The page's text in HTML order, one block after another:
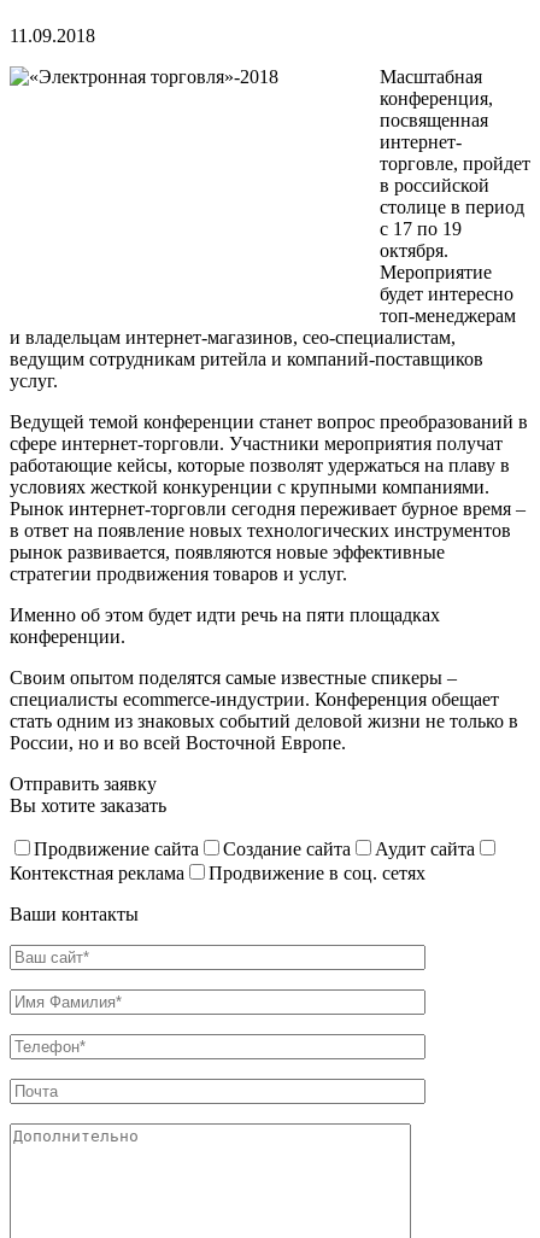
11.09.2018
Масштабная
конференция,
посвященная
интернет-
торговле, пройдет
в российской
столице в период
с 17 по 19
октября.
Мероприятие
будет интересно
топ-менеджерам
и владельцам интернет-магазинов, сео-специалистам,
ведущим сотрудникам ритейла и компаний-поставщиков
услуг.
Ведущей темой конференции станет вопрос преобразований в
сфере интернет-торговли. Участники мероприятия получат
работающие кейсы, которые позволят удержаться на плаву в
условиях жесткой конкуренции с крупными компаниями.
Рынок интернет-торговли сегодня переживает бурное время –
в ответ на появление новых технологических инструментов
рынок развивается, появляются новые эффективные
стратегии продвижения товаров и услуг.
Именно об этом будет идти речь на пяти площадках
конференции.
Своим опытом поделятся самые известные спикеры –
специалисты ecommerce-индустрии. Конференция обещает
стать одним из знаковых событий деловой жизни не только в
России, но и во всей Восточной Европе.
Отправить заявку
Вы хотите заказать
Продвижение сайта Создание сайта
Аудит сайта
Контекстная реклама
Продвижение в соц. сетях
Ваши контакты